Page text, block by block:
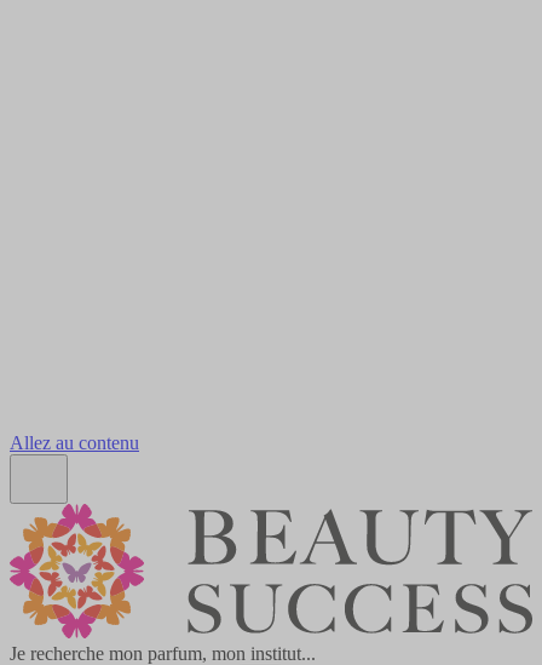
Allez au contenu
Je recherche mon parfum, mon institut...